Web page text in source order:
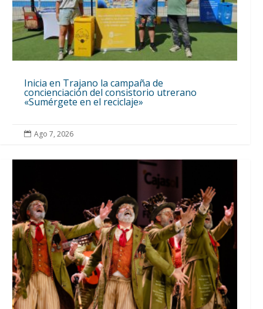
Inicia en Trajano la campaña de
concienciación del consistorio utrerano
«Sumérgete en el reciclaje»
 Ago 7, 2026